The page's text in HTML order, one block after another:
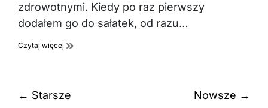
zdrowotnymi. Kiedy po raz pierwszy
dodałem go do sałatek, od razu…
Czytaj więcej
Nawigacja
← Starsze Nowsze →